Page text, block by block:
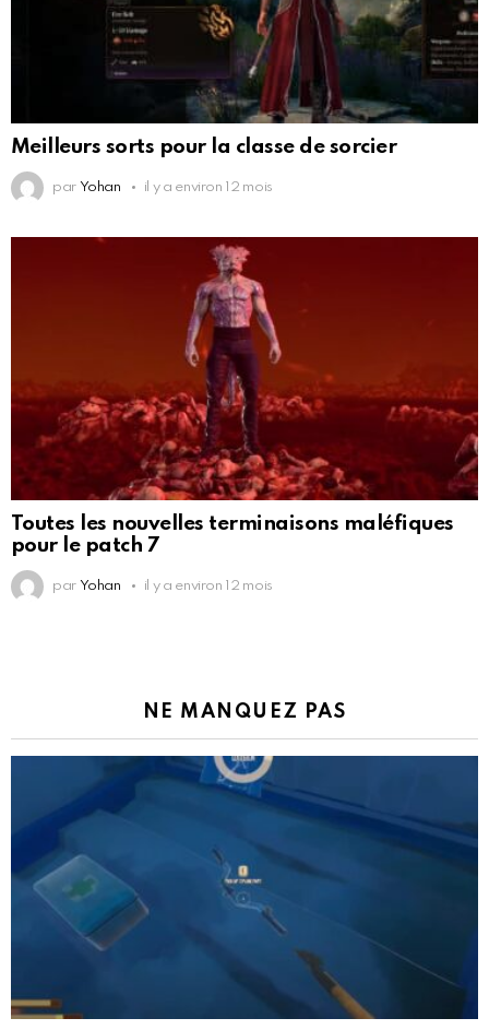
Meilleurs sorts pour la classe de sorcier
par Yohan il y a environ 12 mois
Toutes les nouvelles terminaisons maléfiques
pour le patch 7
par Yohan il y a environ 12 mois
NE MANQUEZ PAS